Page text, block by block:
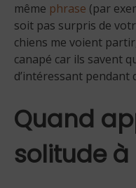
même phrase (par
soit pas surpris de
chiens me voient
canapé car ils savent
d’intéressant pendant
Quand
solitude